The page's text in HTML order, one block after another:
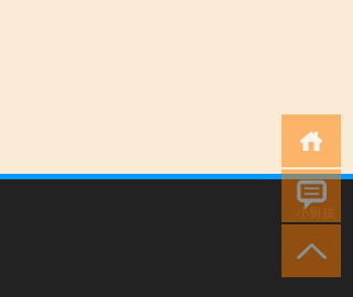
小男孩